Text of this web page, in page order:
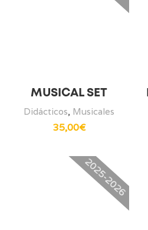
MUSICAL SET
Didácticos, Musicales
35,00€
2025-2026